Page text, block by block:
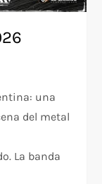
una
del metal
La banda